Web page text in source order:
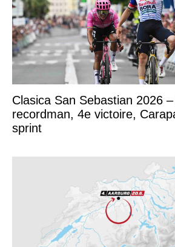
Clasica San Sebastian 2026 –
recordman, 4e victoire,
sprint